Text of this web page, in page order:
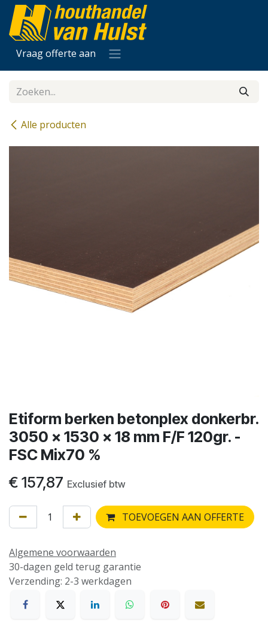
Overslaan naar inhoud
Vraag offerte aan
Alle producten
Etiform berken betonplex donkerbr.
3050 x 1530 x 18 mm F/F 120gr. -
FSC Mix70 %
€ 157,87 Exclusief btw
TOEVOEGEN AAN OFFERTE
Algemene voorwaarden
30-dagen geld terug garantie
Verzending: 2-3 werkdagen